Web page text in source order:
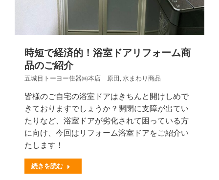
時短で経済的！浴室ドアリフォーム商
品のご紹介
五城目トーヨー住器㈱本店 原田 , 水まわり商品
皆様のご自宅の浴室ドアはきちんと開けしめで
きておりますでしょうか？開閉に支障が出てい
たりなど、浴室ドアが劣化されて困っている方
に向け、今回はリフォーム浴室ドアをご紹介い
たします！
続きを読む